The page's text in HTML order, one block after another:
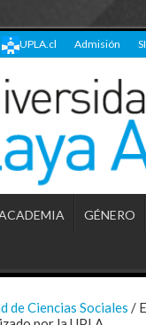
UPLA.cl Admisión
GÉNERO
de Ciencias Sociales /